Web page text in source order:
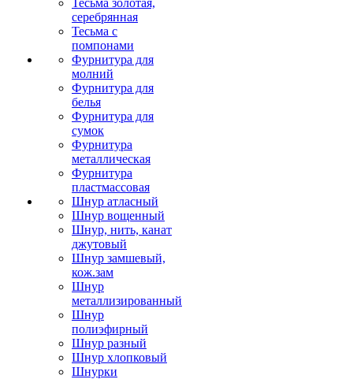
Тесьма золотая,
серебрянная
Тесьма с
помпонами
Фурнитура для
молний
Фурнитура для
белья
Фурнитура для
сумок
Фурнитура
металлическая
Фурнитура
пластмассовая
Шнур атласный
Шнур вощенный
Шнур, нить, канат
джутовый
Шнур замшевый,
кож.зам
Шнур
металлизированный
Шнур
полиэфирный
Шнур разный
Шнур хлопковый
Шнурки